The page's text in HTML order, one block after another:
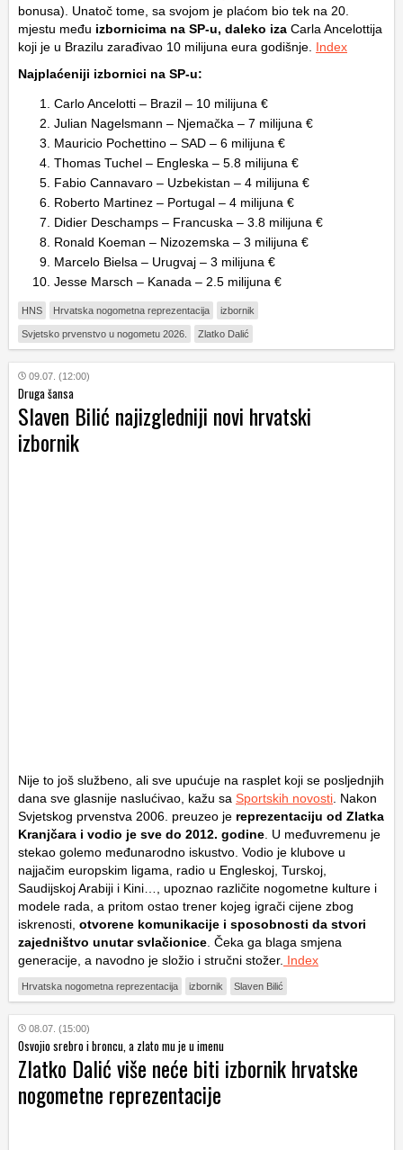
bonusa). Unatoč tome, sa svojom je plaćom bio tek na 20.
mjestu među izbornicima na SP-u, daleko iza Carla Ancelottija
koji je u Brazilu zarađivao 10 milijuna eura godišnje. Index
Najplaćeniji izbornici na SP-u:
Carlo Ancelotti – Brazil – 10 milijuna €
Julian Nagelsmann – Njemačka – 7 milijuna €
Mauricio Pochettino – SAD – 6 milijuna €
Thomas Tuchel – Engleska – 5.8 milijuna €
Fabio Cannavaro – Uzbekistan – 4 milijuna €
Roberto Martinez – Portugal – 4 milijuna €
Didier Deschamps – Francuska – 3.8 milijuna €
Ronald Koeman – Nizozemska – 3 milijuna €
Marcelo Bielsa – Urugvaj – 3 milijuna €
Jesse Marsch – Kanada – 2.5 milijuna €
HNS Hrvatska nogometna reprezentacija izbornik
Svjetsko prvenstvo u nogometu 2026. Zlatko Dalić
09.07. (12:00)
Druga šansa
Slaven Bilić najizgledniji novi hrvatski
izbornik
Nije to još službeno, ali sve upućuje na rasplet koji se posljednjih
dana sve glasnije naslućivao, kažu sa Sportskih novosti . Nakon
Svjetskog prvenstva 2006. preuzeo je reprezentaciju od Zlatka
Kranjčara i vodio je sve do 2012. godine . U međuvremenu je
stekao golemo međunarodno iskustvo. Vodio je klubove u
najjačim europskim ligama, radio u Engleskoj, Turskoj,
Saudijskoj Arabiji i Kini…, upoznao različite nogometne kulture i
modele rada, a pritom ostao trener kojeg igrači cijene zbog
iskrenosti, otvorene komunikacije i sposobnosti da stvori
zajedništvo unutar svlačionice . Čeka ga blaga smjena
generacije, a navodno je složio i stručni stožer. Index
Hrvatska nogometna reprezentacija izbornik Slaven Bilić
08.07. (15:00)
Osvojio srebro i broncu, a zlato mu je u imenu
Zlatko Dalić više neće biti izbornik hrvatske
nogometne reprezentacije